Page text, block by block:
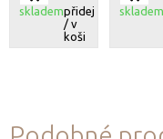
skladempřidej
/ v
koši
skladem